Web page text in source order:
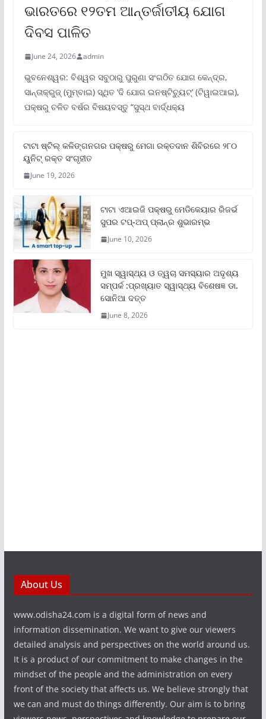
ଭାରତରେ ୧୨ତମ ଆନ୍ତର୍ଜାତୀୟ ଯୋଗ
ଦିବସ ପାଳିତ
June 24, 2026 admin
ଭୁବନେଶ୍ୱର: ବିଶ୍ୱର ସବୁଠାରୁ ପୁରୁଣା ସଂଗଠିତ ଯୋଗ କେନ୍ଦ୍ର,
ସାନ୍ତାକ୍ରୁଜ୍ (ମୁମ୍ବାଇ) ସ୍ଥିତ ‘ଦି ଯୋଗ ଇନଷ୍ଟିଚ୍ୟୁଟ୍‌’ (ଟିୱାଇଆଇ),
ପକ୍ଷରୁ ଚଳିତ ବର୍ଷର ବିଷୟବସ୍ତୁ “ସୁସ୍ଥ ବାର୍ଦ୍ଧକ୍ୟ
ଟାଟା ଷ୍ଟିଲ୍‌ କଳିଙ୍ଗନଗର ପକ୍ଷରୁ ମେଗା ରକ୍ତଦାନ ଶିବିରରେ ୨୮୦
ୟୁନିଟ୍‌ ରକ୍ତ ସଂଗୃହୀତ
June 19, 2026
ଟାଟା ଏଆଇଜି ପକ୍ଷରୁ ମେଡିକେୟାର ରିଜର୍ଭ
ସୁପର ଟପ୍‌-ଅପ୍ ପ୍ଲାନ୍‌ର ଶୁଭାରମ୍ଭ
June 10, 2026
ମୁଖ ସ୍ୱାସ୍ଥ୍ୟ ଓ ତ୍ୱଚା ସମସ୍ୟାର ଅଦୃଶ୍ୟ
ସମ୍ପର୍କ :ପ୍ରଖ୍ୟାତ ସ୍ୱାସ୍ଥ୍ୟ ବିଶେଷଜ୍ଞ ଡା.
ସୋନିଆ ଦତ୍ତ
June 8, 2026
About Us
www.odisha24.com is a digital form of news and
information dissemination. We want to give our viewers
detailed analysis and perspectives on the world around us.
It is a product of our commitment to make changes in the
mindset of the people and the administration on every
front of the society that affects us. We believe strongly that
we can and must do things differently. Our aim is to bring